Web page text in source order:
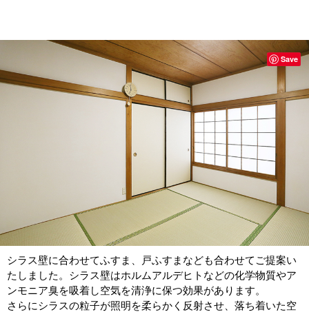
シラス壁に合わせてふすま、戸ふすまなども合わせてご提案い
たしました。シラス壁はホルムアルデヒトなどの化学物質やア
ンモニア臭を吸着し空気を清浄に保つ効果があります。
さらにシラスの粒子が照明を柔らかく反射させ、落ち着いた空
Save